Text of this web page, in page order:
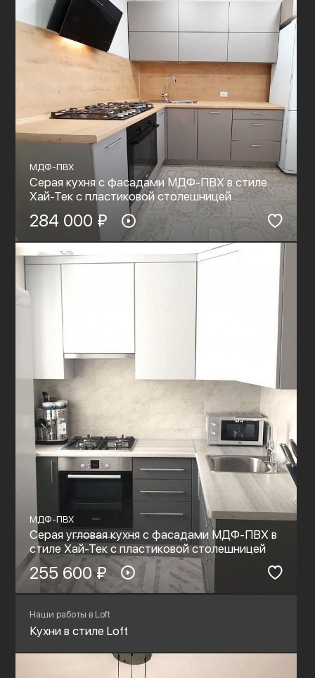
МДФ-ПВХ
Серая кухня с фасадами МДФ-ПВХ в стиле
Хай-Тек с пластиковой столешницей
284 000 ₽
МДФ-ПВХ
Серая угловая кухня с фасадами МДФ-ПВХ в
стиле Хай-Тек с пластиковой столешницей
255 600 ₽
Наши работы в Loft
Кухни в стиле Loft